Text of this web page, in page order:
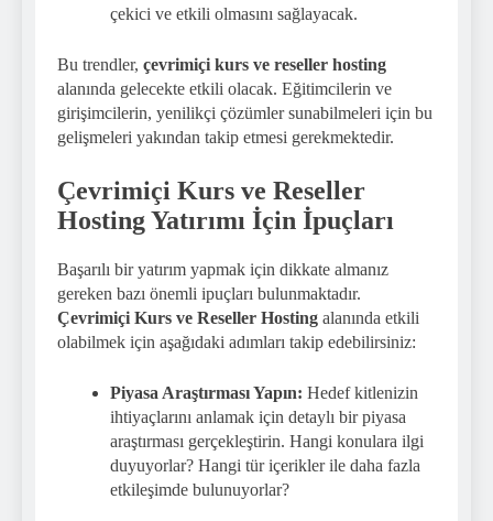
çekici ve etkili olmasını sağlayacak.
Bu trendler, çevrimiçi kurs ve reseller hosting
alanında gelecekte etkili olacak. Eğitimcilerin ve
girişimcilerin, yenilikçi çözümler sunabilmeleri için bu
gelişmeleri yakından takip etmesi gerekmektedir.
Çevrimiçi Kurs ve Reseller
Hosting Yatırımı İçin İpuçları
Başarılı bir yatırım yapmak için dikkate almanız
gereken bazı önemli ipuçları bulunmaktadır.
Çevrimiçi Kurs ve Reseller Hosting alanında etkili
olabilmek için aşağıdaki adımları takip edebilirsiniz:
Piyasa Araştırması Yapın: Hedef kitlenizin
ihtiyaçlarını anlamak için detaylı bir piyasa
araştırması gerçekleştirin. Hangi konulara ilgi
duyuyorlar? Hangi tür içerikler ile daha fazla
etkileşimde bulunuyorlar?